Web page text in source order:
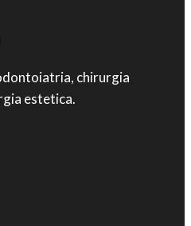
chirurgia
estetica.